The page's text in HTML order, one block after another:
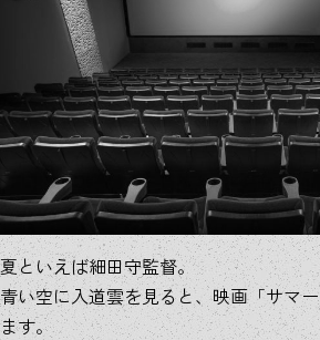
夏といえば細田守監督。
青い空に入道雲を見ると、映画「サマ
ます。